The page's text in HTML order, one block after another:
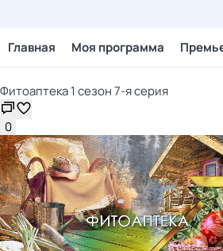
Главная Моя программа
Фитоаптека 1 сезон 7-я серия
0